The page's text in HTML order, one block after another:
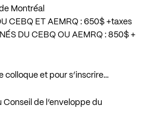
Montréal
CEBQ ET AEMRQ : 650$ +taxes
DU CEBQ OU AEMRQ : 850$ +
colloque et pour s’inscrire…
de l’enveloppe du